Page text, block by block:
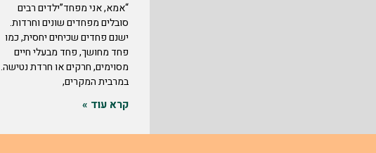
“אמא, אני מפחד”ילדים רבים
סובלים מפחדים שונים וחרדות.
ישנם פחדים שכיחים יחסית, כמו
פחד מחושך, פחד מבעלי חיים
מסוימים, חרקים או חרדת נטישה.
במרבית המקרים,
קרא עוד »